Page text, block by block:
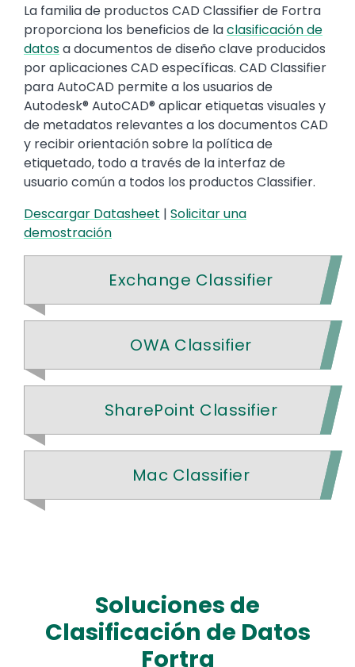
La familia de productos CAD Classifier de Fortra
proporciona los beneficios de laclasificación de
datosa documentos de diseño clave producidos
por aplicaciones CAD específicas. CAD Classifier
para AutoCAD permite a los usuarios de
Autodesk® AutoCAD® aplicar etiquetas visuales y
de metadatos relevantes a los documentos CAD
y recibir orientación sobre la política de
etiquetado, todo a través de la interfaz de
usuario común a todos los productos Classifier.
Descargar Datasheet | Solicitar una
demostración
Exchange Classifier
OWA Classifier
SharePoint Classifier
Mac Classifier
Soluciones de
Clasificación de Datos
Fortra